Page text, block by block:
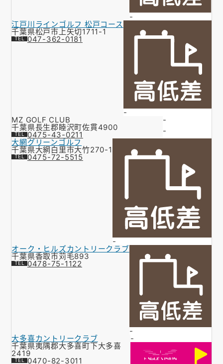
-
江戸川ラインゴルフ 松戸コース
千葉県松戸市上矢切1711-1
047-362-0181
-
MZ GOLF CLUB
千葉県長生郡睦沢町佐貫4900
0475-43-0211
-
-
大網グリーンゴルフ
千葉県大網白里市大竹270-1
0475-72-5515
-
オーク・ヒルズカントリークラブ
千葉県香取市苅毛893
0478-75-1122
-
大多喜カントリークラブ
千葉県夷隅郡大多喜町下大多喜
2419
0470-82-3011
-